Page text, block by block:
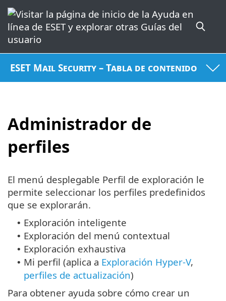
ESET Mail Security – Tabla de contenido
Administrador de
perfiles
El menú desplegable Perfil de exploración le
permite seleccionar los perfiles predefinidos
que se explorarán.
• Exploración inteligente
• Exploración del menú contextual
• Exploración exhaustiva
• Mi perfil (aplica a Exploración Hyper-V,
perfiles de actualización)
Para obtener ayuda sobre cómo crear un